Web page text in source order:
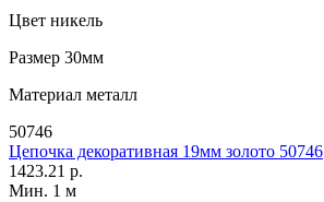
Цвет никель
Размер 30мм
Материал металл
50746
Цепочка декоративная 19мм золото 50746
1423.21 р.
Мин. 1 м